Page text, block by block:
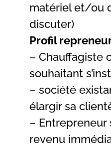
matériel et/ou
discuter)
Profil
– Chauffagiste
souhaitant
– société
élargir sa
– Entrepreneur
revenu